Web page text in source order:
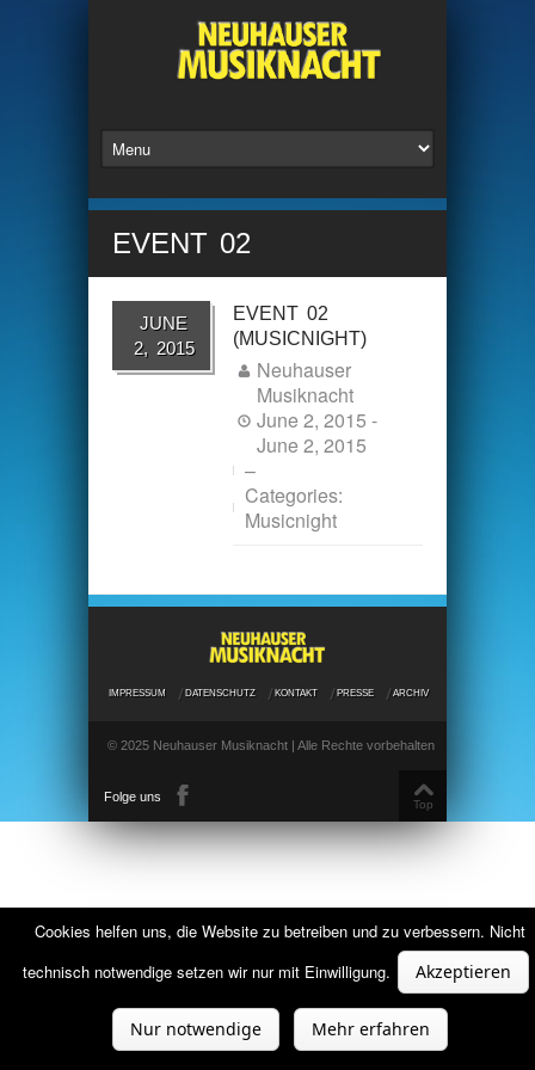
EVENT 02
JUNE
2, 2015
EVENT 02
(MUSICNIGHT)
Neuhauser
Musiknacht
June 2, 2015 -
June 2, 2015
–
Categories:
Musicnight
IMPRESSUM DATENSCHUTZ KONTAKT PRESSE ARCHIV
© 2025 Neuhauser Musiknacht | Alle Rechte vorbehalten
Top
Folge uns
Cookies helfen uns, die Website zu betreiben und zu verbessern. Nicht
technisch notwendige setzen wir nur mit Einwilligung.
Akzeptieren
Nur notwendige Mehr erfahren